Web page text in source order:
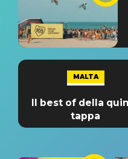
MALTA
Il best of della
tappa